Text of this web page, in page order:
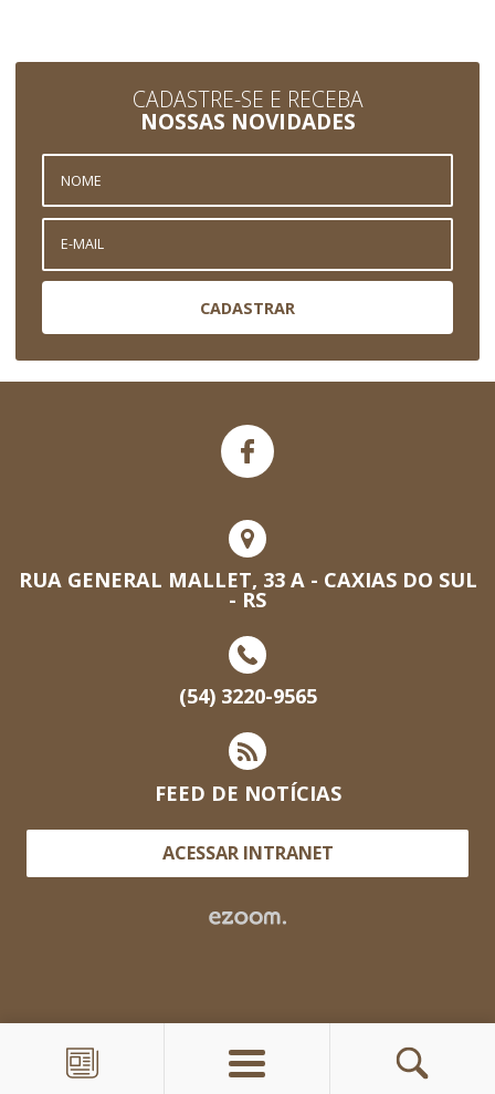
CADASTRE-SE E RECEBA
NOSSAS NOVIDADES
CADASTRAR
RUA GENERAL MALLET, 33 A - CAXIAS DO SUL
- RS
(54) 3220-9565
FEED DE NOTÍCIAS
ACESSAR INTRANET